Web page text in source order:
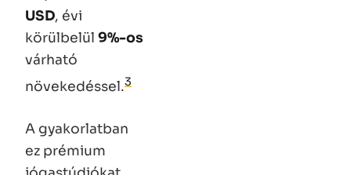
USD, évi
körülbelül 9%-os
várható
növekedéssel.3
A gyakorlatban
ez prémium